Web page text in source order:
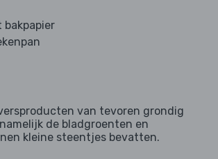
bakpapier
van tevoren grondig
de bladgroenten en
kleine steentjes bevatten.